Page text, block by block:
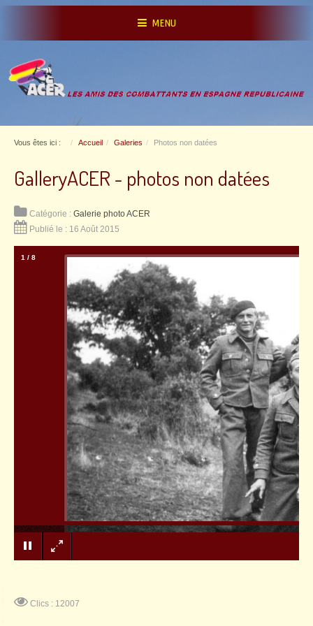
MENU
Vous êtes ici : Accueil Galeries Photos non datées
GalleryACER - photos non datées
Catégorie : Galerie photo ACER
Publié le : 16 Août 2015
1 / 8
Clics : 12007